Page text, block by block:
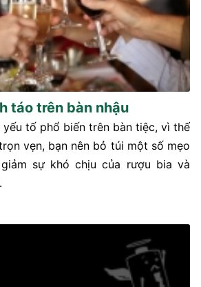
táo trên bàn nhậu
tố phổ biến trên bàn tiệc, vì thế
vẹn, bạn nên bỏ túi một số mẹo
sự khó chịu của rượu bia và